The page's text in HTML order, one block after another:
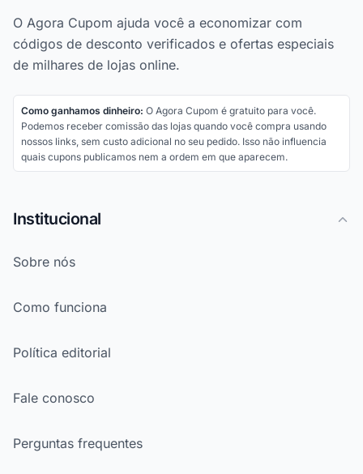
O Agora Cupom ajuda você a economizar com
códigos de desconto verificados e ofertas especiais
de milhares de lojas online.
Como ganhamos dinheiro: O Agora Cupom é gratuito para você.
Podemos receber comissão das lojas quando você compra usando
nossos links, sem custo adicional no seu pedido. Isso não influencia
quais cupons publicamos nem a ordem em que aparecem.
Institucional
Sobre nós
Como funciona
Política editorial
Fale conosco
Perguntas frequentes